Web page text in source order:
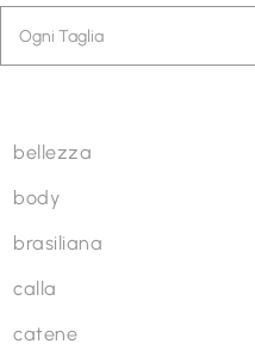
nella
prodotto
bellezza
body
brasiliana
calla
catene